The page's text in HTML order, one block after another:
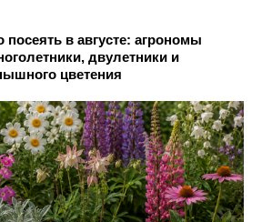
в августе: агрономы
двулетники и
цветения